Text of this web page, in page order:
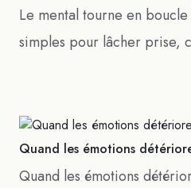
Le mental tourne en
simples pour lâcher prise,
Quand les émotions
Quand les émotions